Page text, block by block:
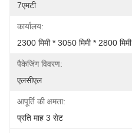
7एमटी
कार्यालय:
2300 मिमी * 3050 मिमी * 2800 मिमी
पैकेजिंग विवरण:
एलसीएल
आपूर्ति की क्षमता:
प्रति माह 3 सेट